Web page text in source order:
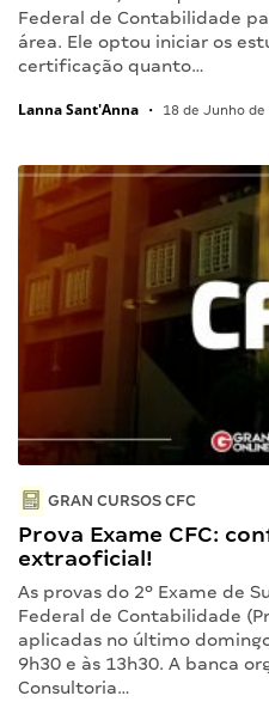
Federal de Contabilidade
área. Ele optou iniciar os
certificação quanto…
Lanna Sant'Anna • 18 de Junho de
GRAN CURSOS CFC
Prova Exame CFC:
extraoficial!
As provas do 2º Exame de
Federal de Contabilidade
aplicadas no último
9h30 e às 13h30. A banca
Consultoria…